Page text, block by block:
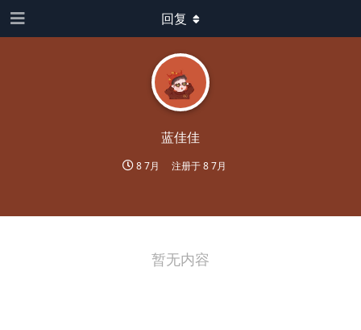
蓝佳佳
8 7月 注册于8 7月
回复
暂无内容